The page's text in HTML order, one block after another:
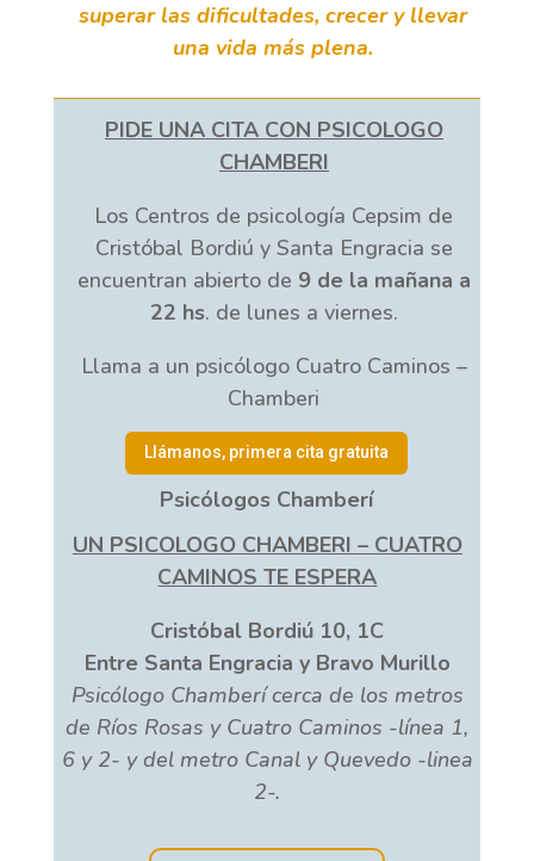
superar las dificultades, crecer y llevar
una vida más plena.
PIDE UNA CITA CON PSICOLOGO
CHAMBERI
Los Centros de psicología Cepsim de
Cristóbal Bordiú y Santa Engracia se
encuentran abierto de 9 de la mañana a
22 hs. de lunes a viernes.
Llama a un psicólogo Cuatro Caminos –
Chamberi
Llámanos, primera cita gratuita
Psicólogos Chamberí
UN PSICOLOGO CHAMBERI – CUATRO
CAMINOS TE ESPERA
Cristóbal Bordiú 10, 1C
Entre Santa Engracia y Bravo Murillo
Psicólogo Chamberí cerca de los metros
de Ríos Rosas y Cuatro Caminos -línea 1,
6 y 2- y del metro Canal y Quevedo -linea
2-.